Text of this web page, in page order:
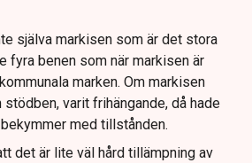
själva markisen som är det stora
fyra benen som när markisen är
marken. Om markisen
stödben, varit frihängande, då hade
med tillstånden.
det är lite väl hård tillämpning av